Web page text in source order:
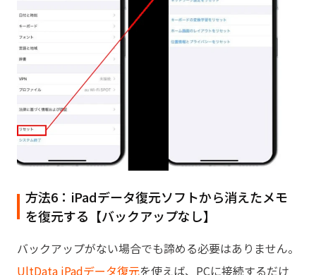
方法6：iPadデータ復元ソフトから消えたメモ
を復元する【バックアップなし】
バックアップがない場合でも諦める必要はありません。
UltData iPadデータ復元を使えば、PCに接続するだけ